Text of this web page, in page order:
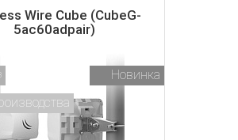
Wire Cube (CubeG-
5ac60adpair)
Новинка